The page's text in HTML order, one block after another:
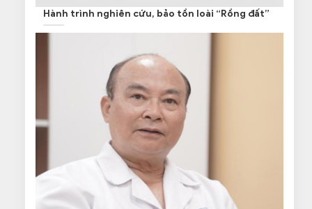
Hành trình nghiên cứu, bảo tồn loài “Rồng đất”